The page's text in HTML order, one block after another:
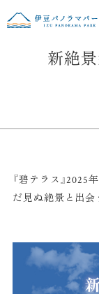
新絶
『碧テラス』2025
だ見ぬ絶景と出会